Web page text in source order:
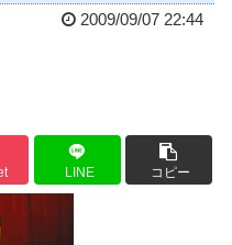
2009/09/07 22:44
LINE コピー